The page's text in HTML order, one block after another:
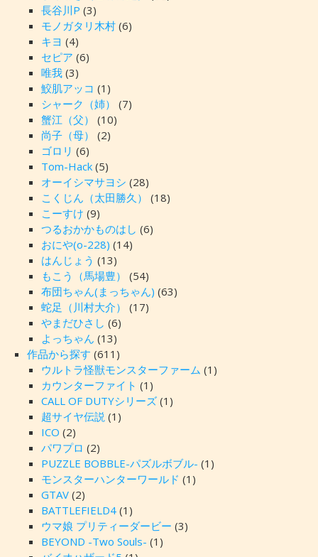
長谷川P (3)
モノガタリ木村(6)
キヨ (4)
セピア (6)
唯我(3)
鮫肌アッコ (1)
シャーク（姉）
(7)
蟹江（父）
(10)
尚子（母）
(2)
ゴロリ (6)
Tom-Hack(5)
オーイシマサヨシ (28)
こくじん（太田勝久）
(18)
こーすけ (9)
つるおかかものはし (6)
おにや(o-228) (14)
はんじょう (13)
もこう（馬場豊）
(54)
布団ちゃん(まっちゃん) (63)
蛇足（川村大介）
(17)
やまだひさし (6)
よっちゃん (13)
作品から探す (611)
ウルトラ怪獣モンスターファーム (1)
カウンターファイト (1)
CALL OF DUTYシリーズ(1)
超サイヤ伝説(1)
ICO (2)
パワプロ (2)
PUZZLE BOBBLE-パズルボブル- (1)
モンスターハンターワールド (1)
GTAV(2)
BATTLEFIELD4(1)
ウマ娘 プリティーダービー (3)
BEYOND -Two Souls- (1)